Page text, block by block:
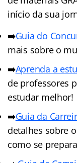
início da sua
➡️Guia do
mais sobre o
➡️Aprenda a
de professores
estudar melhor!
➡️Guia da
detalhes sobre
como se